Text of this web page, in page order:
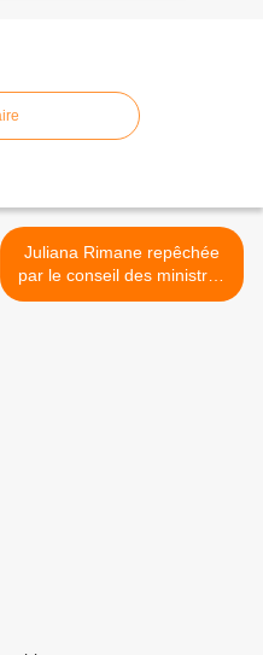
Juliana Rimane repêchée
par le conseil des ministres
>